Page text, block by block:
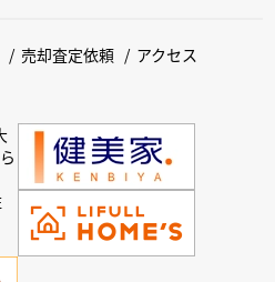
売却査定依頼 アクセス